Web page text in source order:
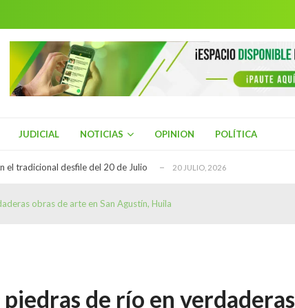
JUDICIAL NOTICIAS OPINION POLÍTICA
Henriquez, del Centro Democrático es el n...
el tradicional desfile del 20 de Julio 20 JULIO, 2026
hallado sin vida en La Plata, Huila 21 JULIO, 2026
de Asmet Salud en Neiva para exigir el tr...
el tradicional desfile del 20 de Julio 20 JULIO, 2026
de Asmet Salud en Neiva para exigir el tr...
obras de arte en San Agustín, Huila
de río en verdaderas